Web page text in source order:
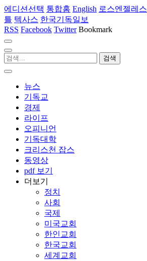
에디션선택 통합홈 English 로스엔젤레스
틀 텍사스 한국기독일보
RSS Facebook Twitter Bookmark
뉴스
기독교
경제
라이프
오피니언
기독대학
크리스천 잡스
동영상
pdf 보기
더보기
정치
사회
국제
미국교회
한인교회
한국교회
세계교회